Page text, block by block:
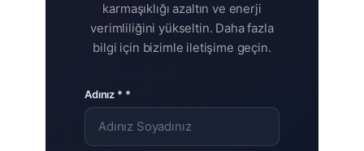
karmaşıklığı azaltın ve enerji
verimliliğini yükseltin. Daha fazla
bilgi için bizimle iletişime geçin.
Adınız * *